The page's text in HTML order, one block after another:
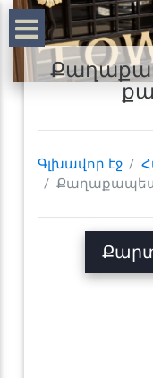
Գլխավոր էջ